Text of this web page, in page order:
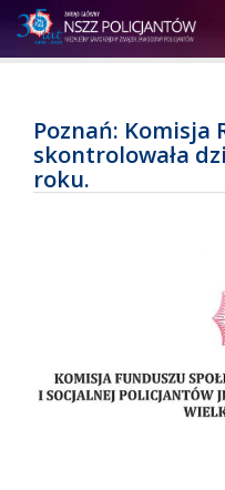
Poznań: Komisja
skontrolowała
roku.